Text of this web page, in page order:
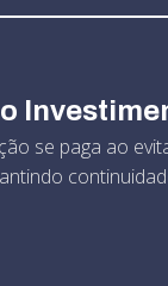
se paga ao